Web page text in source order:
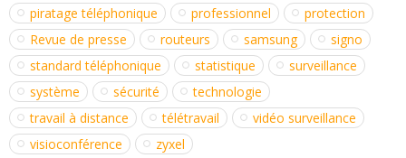
piratage téléphonique
professionnel
protection
Revue de presse
routeurs samsung
signo
standard téléphonique
statistique
surveillance
système
sécurité
technologie
travail à distance
télétravail
vidéo surveillance
visioconférence
zyxel